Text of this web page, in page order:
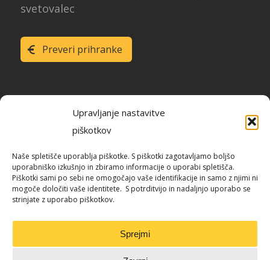
Upravljanje nastavitve
piškotkov
Naše spletišče uporablja piškotke. S piškotki zagotavljamo boljšo
uporabniško izkušnjo in zbiramo informacije o uporabi spletišča.
Piškotki sami po sebi ne omogočajo vaše identifikacije in samo z njimi ni
mogoče določiti vaše identitete. S potrditvijo in nadaljnjo uporabo se
strinjate z uporabo piškotkov.
Sprejmi
svetovalec
Preveri prihranke
Slovenije
Blog / REUS